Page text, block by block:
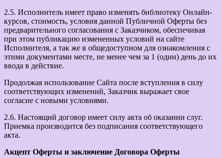
2.5. Исполнитель имеет право изменять библиотеку Онлайн-
курсов, стоимость, условия данной Публичной Оферты без
предварительного согласования с Заказчиком, обеспечивая
при этом публикацию измененных условий на сайте
Исполнителя, а так же в общедоступном для ознакомления с
этими документами месте, не менее чем за 1 (один) день до их
ввода в действие.
Продолжая использование Сайта после вступления в силу
соответствующих изменений, Заказчик выражает свое
согласие с новыми условиями.
2.6. Настоящий договор имеет силу акта об оказании слуг.
Приемка производится без подписания соответствующего
акта.
Акцепт Оферты и заключение Договора Оферты